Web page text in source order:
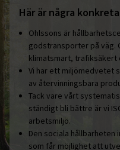
Här är några
Ohlssons är
godstransporter på väg.
klimatsmart, trafiksäkert
Vi har ett miljömedvetet
av återvinningsbara
Tack vare vårt
ständigt bli bättre är vi
arbetsmiljö.
Den sociala
som får möjlighet att